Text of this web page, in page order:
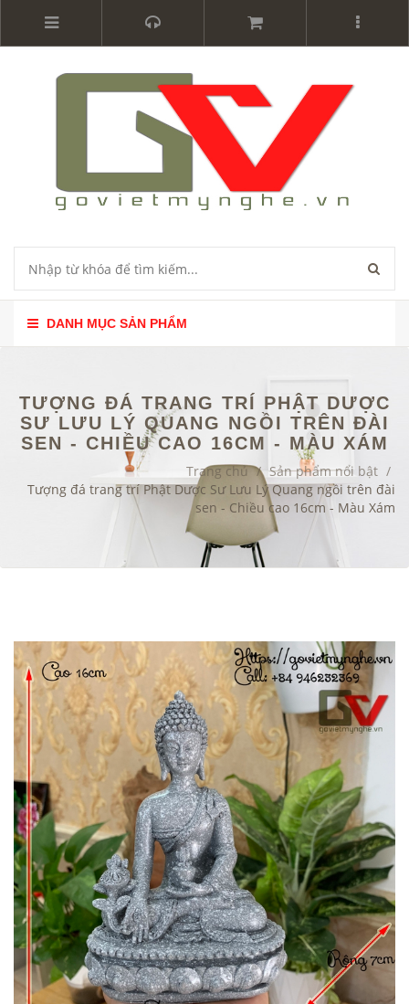
DANH MỤC SẢN PHẨM
TƯỢNG ĐÁ TRANG TRÍ PHẬT DƯỢC
SƯ LƯU LÝ QUANG NGỒI TRÊN ĐÀI
SEN - CHIỀU CAO 16CM - MÀU XÁM
Trang chủ / Sản phẩm nổi bật /
Tượng đá trang trí Phật Dược Sư Lưu Lý Quang ngồi trên đài
sen - Chiều cao 16cm - Màu Xám